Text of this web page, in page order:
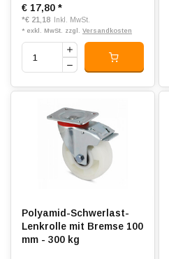
€ 17,80 *
*€ 21,18 Inkl. MwSt.
* exkl. MwSt. zzgl. Versandkosten
Polyamid-Schwerlast-
Lenkrolle mit Bremse 100
mm - 300 kg